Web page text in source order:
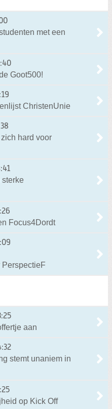
met een
Goot500!
ChristenUnie
hard voor
sterke
Focus4Dordt
aan
stemt unaniem in
op Kick Off